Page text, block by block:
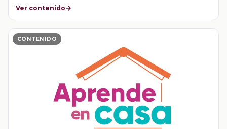
Ver contenido
CONTENIDO